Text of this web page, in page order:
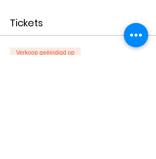
Tickets
Verkoop geëindigd op